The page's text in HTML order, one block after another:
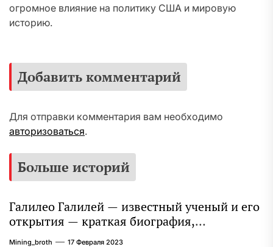
огромное влияние на политику США и мировую
историю.
Добавить комментарий
Для отправки комментария вам необходимо
авторизоваться.
Больше историй
Галилео Галилей — известный ученый и его
открытия — краткая биография,
достижения и вклад в науку
Mining_broth 17 Февраля 2023